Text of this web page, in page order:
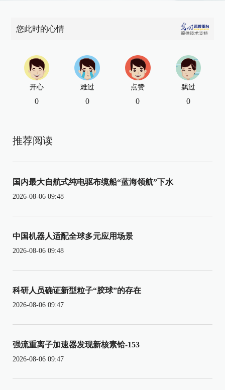
您此时的心情
开心
0
难过
0
点赞
0
飘过
0
推荐阅读
国内最大自航式纯电驱布缆船“蓝海领航”下水
2026-08-06 09:48
中国机器人适配全球多元应用场景
2026-08-06 09:48
科研人员确证新型粒子“胶球”的存在
2026-08-06 09:47
强流重离子加速器发现新核素铪-153
2026-08-06 09:47